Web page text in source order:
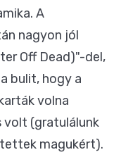
A
nagyon jól
Off Dead)"-del,
bulit, hogy a
volna
volt (gratulálunk
magukért).